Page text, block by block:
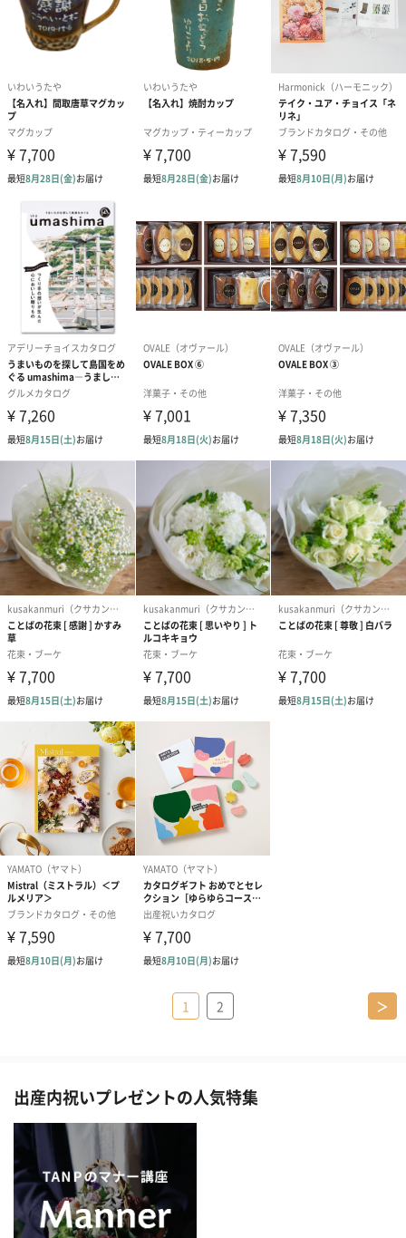
1 2 ＞
出産内祝いプレゼントの人気特集